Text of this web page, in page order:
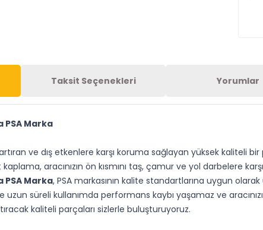
Taksit Seçenekleri Yorumlar
PSA Marka
artıran ve dış etkenlere karşı koruma sağlayan yüksek
aracınızın ön kısmını taş, çamur ve yol darbelere
PSA Marka, PSA markasının kalite standartlarına uygun
uzun süreli kullanımda performans kaybı yaşamaz ve
kaliteli parçaları sizlerle buluşturuyoruz.